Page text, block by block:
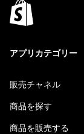
アプリカテゴリー
販売チャネル
商品を探す
商品を販売する